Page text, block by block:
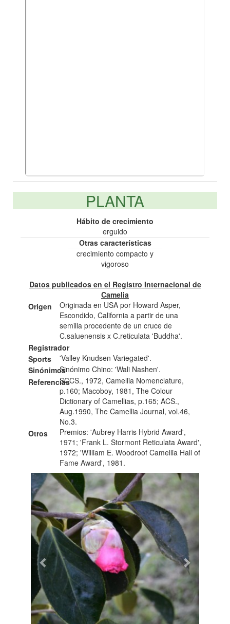
PLANTA
Hábito de crecimiento
erguido
Otras características
crecimiento compacto y
vigoroso
Datos publicados en el Registro Internacional de
Camelia
Origen
Originada en USA por Howard Asper,
Escondido, California a partir de una
semilla procedente de un cruce de
C.saluenensis x C.reticulata 'Buddha'.
Registrador
Sports
'Valley Knudsen Variegated'.
SinónimosSinónimo Chino: 'Wali Nashen'.
ReferenciasSCCS., 1972, Camellia Nomenclature,
p.160; Macoboy, 1981, The Colour
Dictionary of Camellias, p.165; ACS.,
Aug.1990, The Camellia Journal, vol.46,
No.3.
Otros
Premios: 'Aubrey Harris Hybrid Award',
1971; 'Frank L. Stormont Reticulata Award',
1972; 'William E. Woodroof Camellia Hall of
Fame Award', 1981.